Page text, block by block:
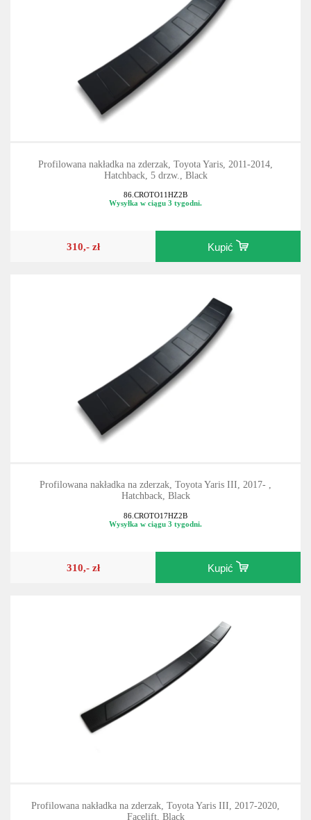
Profilowana nakładka na zderzak, Toyota Yaris, 2011-2014,
Hatchback, 5 drzw., Black
86.CROTO11HZ2B
Wysyłka w ciągu 3 tygodni.
310,- zł Kupić
Profilowana nakładka na zderzak, Toyota Yaris III, 2017- ,
Hatchback, Black
86.CROTO17HZ2B
Wysyłka w ciągu 3 tygodni.
310,- zł Kupić
Profilowana nakładka na zderzak, Toyota Yaris III, 2017-2020,
Facelift, Black